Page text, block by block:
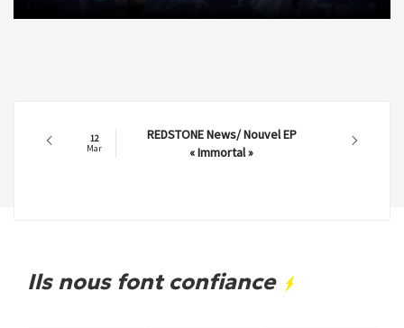
12
Mar
REDSTONE News/ Nouvel EP
« Immortal »
Ils nous font confiance